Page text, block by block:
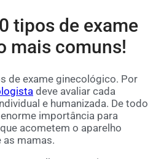
tipos de exame
mais comuns!
de exame ginecológico. Por
deve avaliar cada
e humanizada. De todo
importância para
acometem o aparelho
mamas.